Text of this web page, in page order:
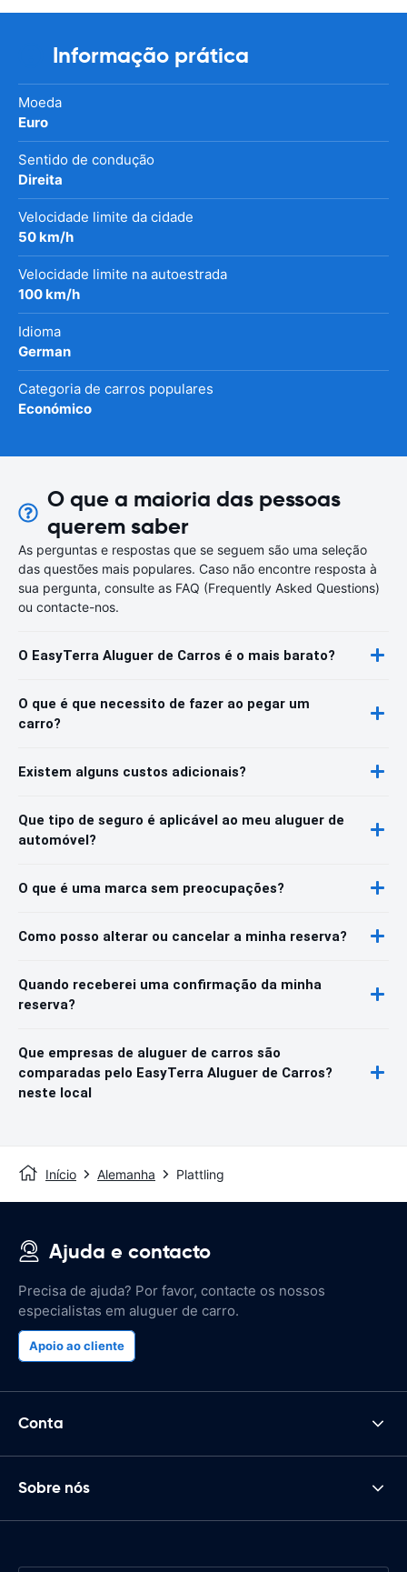
Informação prática
Moeda
Euro
Sentido de condução
Direita
Velocidade limite da cidade
50 km/h
Velocidade limite na autoestrada
100 km/h
Idioma
German
Categoria de carros populares
Económico
O que a maioria das pessoas
querem saber
As perguntas e respostas que se seguem são uma seleção
das questões mais populares. Caso não encontre resposta à
sua pergunta, consulte as FAQ (Frequently Asked Questions)
ou contacte-nos.
O EasyTerra Aluguer de Carros é o mais barato?
O que é que necessito de fazer ao pegar um
carro?
Existem alguns custos adicionais?
Que tipo de seguro é aplicável ao meu aluguer de
automóvel?
O que é uma marca sem preocupações?
Como posso alterar ou cancelar a minha reserva?
Quando receberei uma confirmação da minha
reserva?
Que empresas de aluguer de carros são
comparadas pelo EasyTerra Aluguer de Carros?
neste local
Início Alemanha Plattling
Ajuda e contacto
Precisa de ajuda? Por favor, contacte os nossos
especialistas em aluguer de carro.
Apoio ao cliente
Conta
Sobre nós